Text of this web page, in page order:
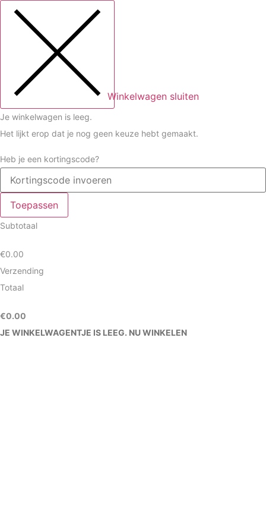
Winkelwagen sluiten
Je winkelwagen is leeg.
Het lijkt erop dat je nog geen keuze hebt gemaakt.
Heb je een kortingscode?
Toepassen
Subtotaal
€0.00
Verzending
Totaal
€0.00
JE WINKELWAGENTJE IS LEEG. NU WINKELEN